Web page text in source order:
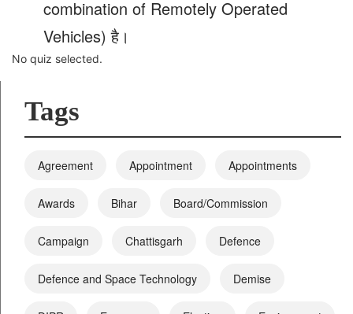
combination of Remotely Operated
Vehicles) है।
No quiz selected.
Tags
Agreement Appointment Appointments
Awards Bihar Board/Commission
Campaign Chattisgarh Defence
Defence and Space Technology Demise